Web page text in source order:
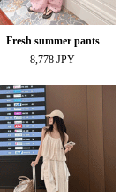
Fresh summer pants
8,778 JPY